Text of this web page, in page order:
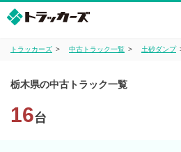
トラッカーズ 中古トラック一覧 土砂ダンプ
栃木県の中古トラック一覧
16台